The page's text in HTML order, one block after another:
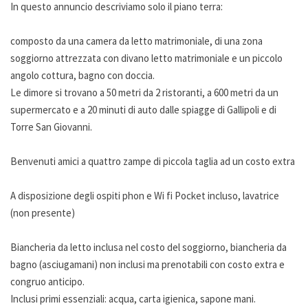
In questo annuncio descriviamo solo il piano terra:
composto da una camera da letto matrimoniale, di una zona
soggiorno attrezzata con divano letto matrimoniale e un piccolo
angolo cottura, bagno con doccia.
Le dimore si trovano a 50 metri da 2 ristoranti, a 600 metri da un
supermercato e a 20 minuti di auto dalle spiagge di Gallipoli e di
Torre San Giovanni.
Benvenuti amici a quattro zampe di piccola taglia ad un costo extra
A disposizione degli ospiti phon e Wi fi Pocket incluso, lavatrice
(non presente)
Biancheria da letto inclusa nel costo del soggiorno, biancheria da
bagno (asciugamani) non inclusi ma prenotabili con costo extra e
congruo anticipo.
Inclusi primi essenziali: acqua, carta igienica, sapone mani.